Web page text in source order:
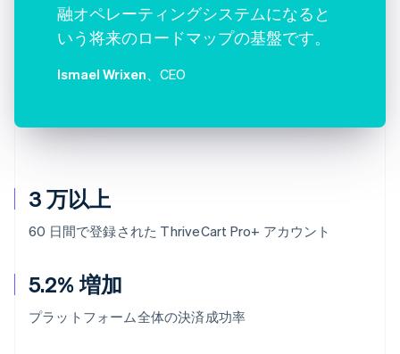
3 万以上
60 日間で登録された ThriveCart Pro+ アカウント
5.2% 増加
プラットフォーム全体の決済成功率
融オペレーティングシステムになると
いう将来のロードマップの基盤です。
Ismael Wrixen 、CEO